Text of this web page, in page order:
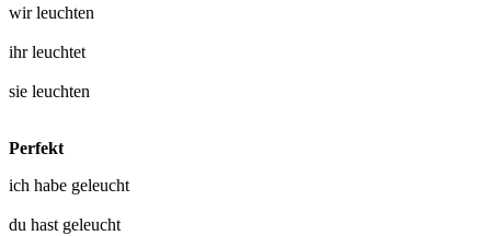
wirleuchten
ihrleuchtet
sie leuchten
Perfekt
ich habe geleucht
du hast geleucht